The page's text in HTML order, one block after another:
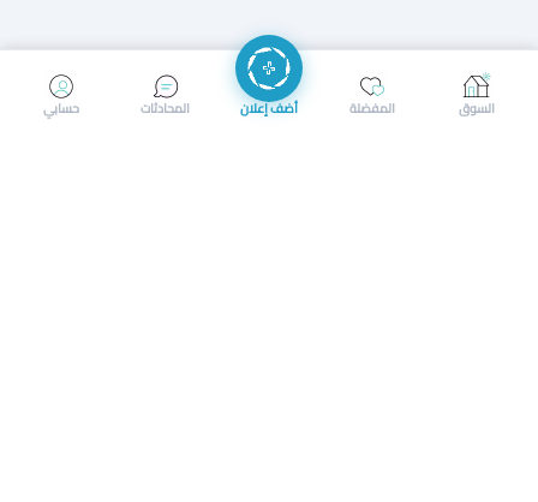
إرسال رسالة إجراء مكالمة
حسابي المحادثات أضف إعلان المفضلة السوق